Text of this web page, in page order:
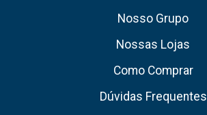
Nosso Grupo
Nossas Lojas
Como Comprar
Dúvidas Frequentes